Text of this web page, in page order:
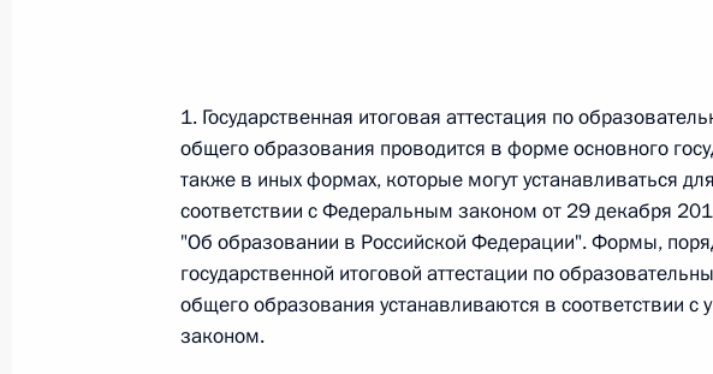
Федеральный закон от 26.07.2026 г. № 244-ФЗ
О ратификации Соглашения между Правительством
Министров Киргизской Республики о правовом статусе
по вопросам внутренних дел и миграции в Российской
26 июля 2026 года
1. Государственная итоговая аттестация по
общего образования проводится в форме основного
также в иных формах, которые могут устанавливаться
соответствии с Федеральным законом от 29 декабря
"Об образовании в Российской Федерации". Формы,
государственной итоговой аттестации по
общего образования устанавливаются в соответствии
законом.